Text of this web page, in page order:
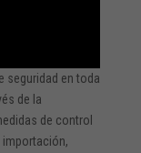
seguridad en toda
de la
de control
importación,